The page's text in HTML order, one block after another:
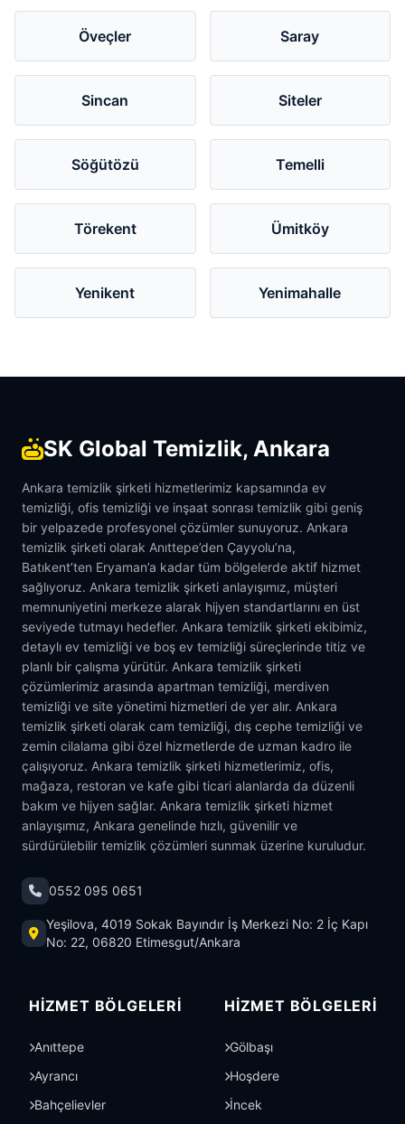
Öveçler Saray
Sincan Siteler
Söğütözü Temelli
Törekent Ümitköy
Yenikent Yenimahalle
SK Global Temizlik, Ankara
Ankara temizlik şirketi hizmetlerimiz kapsamında ev
temizliği, ofis temizliği ve inşaat sonrası temizlik gibi geniş
bir yelpazede profesyonel çözümler sunuyoruz. Ankara
temizlik şirketi olarak Anıttepe’den Çayyolu’na,
Batıkent’ten Eryaman’a kadar tüm bölgelerde aktif hizmet
sağlıyoruz. Ankara temizlik şirketi anlayışımız, müşteri
memnuniyetini merkeze alarak hijyen standartlarını en üst
seviyede tutmayı hedefler. Ankara temizlik şirketi ekibimiz,
detaylı ev temizliği ve boş ev temizliği süreçlerinde titiz ve
planlı bir çalışma yürütür. Ankara temizlik şirketi
çözümlerimiz arasında apartman temizliği, merdiven
temizliği ve site yönetimi hizmetleri de yer alır. Ankara
temizlik şirketi olarak cam temizliği, dış cephe temizliği ve
zemin cilalama gibi özel hizmetlerde de uzman kadro ile
çalışıyoruz. Ankara temizlik şirketi hizmetlerimiz, ofis,
mağaza, restoran ve kafe gibi ticari alanlarda da düzenli
bakım ve hijyen sağlar. Ankara temizlik şirketi hizmet
anlayışımız, Ankara genelinde hızlı, güvenilir ve
sürdürülebilir temizlik çözümleri sunmak üzerine kuruludur.
0552 095 0651
Yeşilova, 4019 Sokak Bayındır İş Merkezi No: 2 İç Kapı
No: 22, 06820 Etimesgut/Ankara
HIZMET BÖLGELERI
Anıttepe
Ayrancı
Bahçelievler
HIZMET BÖLGELERI
Gölbaşı
Hoşdere
İncek